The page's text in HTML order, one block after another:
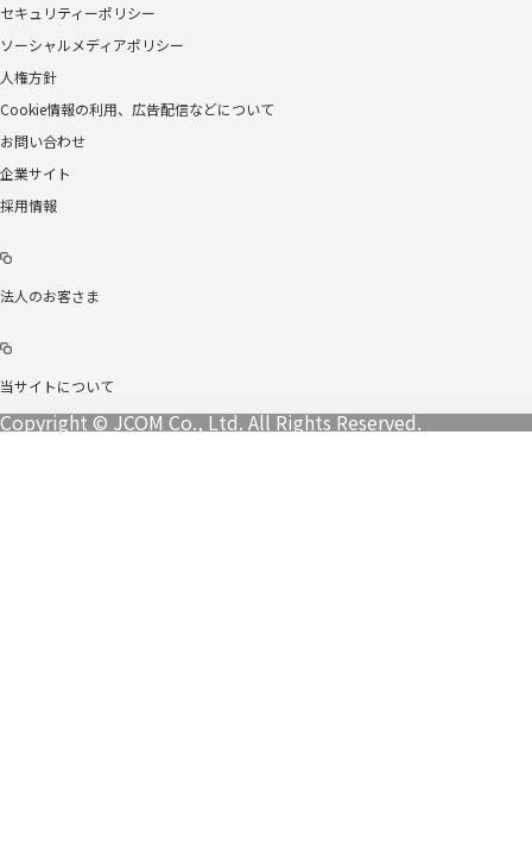
セキュリティーポリシー
ソーシャルメディアポリシー
人権方針
Cookie情報の利用、広告配信などについて
お問い合わせ
企業サイト
採用情報
法人のお客さま
当サイトについて
Copyright © JCOM Co., Ltd. All Rights Reserved.